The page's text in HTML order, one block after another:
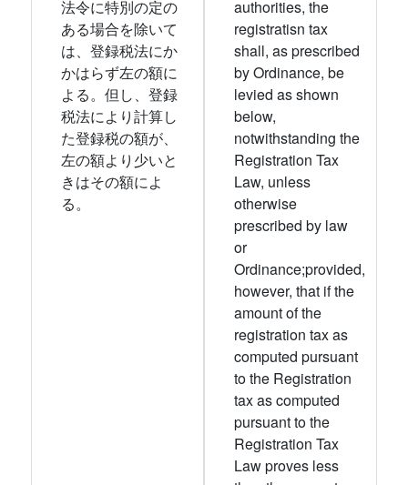
法令に特別の定の
ある場合を除いて
は、登録税法にか
かはらず左の額に
よる。但し、登録
税法により計算し
た登録税の額が、
左の額より少いと
きはその額によ
る。
authorities, the
registratisn tax
shall, as prescribed
by Ordinance, be
levied as shown
below,
notwithstanding the
Registration Tax
Law, unless
otherwise
prescribed by law
or
Ordinance;provided,
however, that if the
amount of the
registration tax as
computed pursuant
to the Registration
tax as computed
pursuant to the
Registration Tax
Law proves less